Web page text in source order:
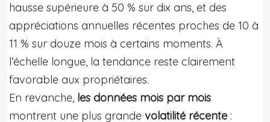
hausse supérieure à 50 % sur dix ans, et des
appréciations annuelles récentes proches de 10 à
11 % sur douze mois à certains moments. À
l’échelle longue, la tendance reste clairement
favorable aux propriétaires.
En revanche, les données mois par mois
montrent une plus grande volatilité récente :